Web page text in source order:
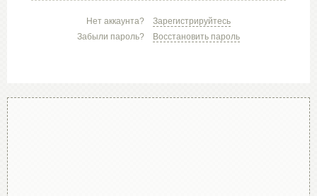
Нет аккаунта? Зарегистрируйтесь
Забыли пароль?
Восстановить пароль